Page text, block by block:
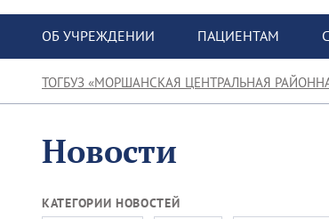
ОБ УЧРЕЖДЕНИИ ПАЦИЕНТАМ
ТОГБУЗ «МОРШАНСКАЯ ЦЕНТРАЛЬНАЯ
Новости
КАТЕГОРИИ НОВОСТЕЙ